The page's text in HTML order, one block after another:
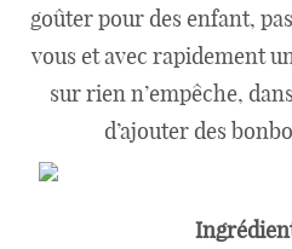
goûter pour des enfant,
vous et avec rapidement
sur rien n’empêche,
d’ajouter des